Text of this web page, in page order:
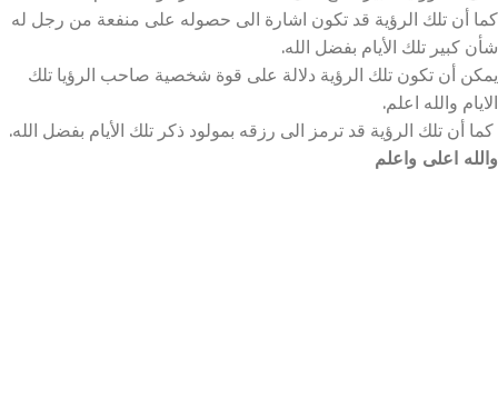
كما أن تلك الرؤية قد تكون اشارة الى حصوله على منفعة من رجل له
شأن كبير تلك الأيام بفضل الله.
يمكن أن تكون تلك الرؤية دلالة على قوة شخصية صاحب الرؤيا تلك
الايام والله اعلم.
كما أن تلك الرؤية قد ترمز الى رزقه بمولود ذكر تلك الأيام بفضل الله.
والله اعلى واعلم